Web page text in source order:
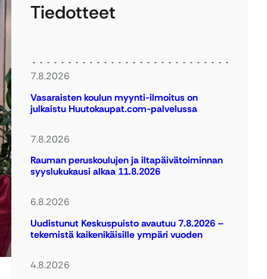
Tiedotteet
7.8.2026
Vasaraisten koulun myynti-ilmoitus on
julkaistu Huutokaupat.com-palvelussa
7.8.2026
Rauman peruskoulujen ja iltapäivätoiminnan
syyslukukausi alkaa 11.8.2026
6.8.2026
Uudistunut Keskuspuisto avautuu 7.8.2026 –
tekemistä kaikenikäisille ympäri vuoden
4.8.2026